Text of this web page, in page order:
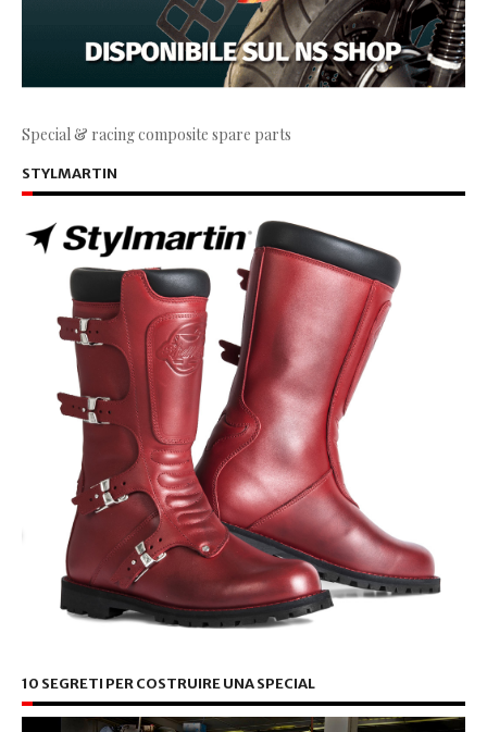
Special & racing composite spare parts
STYLMARTIN
10 SEGRETI PER COSTRUIRE UNA SPECIAL